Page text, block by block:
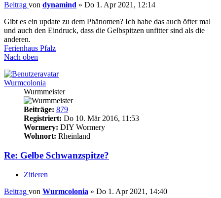
Beitrag von dynamind » Do 1. Apr 2021, 12:14
Gibt es ein update zu dem Phänomen? Ich habe das auch öfter mal
und auch den Eindruck, dass die Gelbspitzen unfitter sind als die
anderen.
Ferienhaus Pfalz
Nach oben
Wurmcolonia
Wurmmeister
Beiträge: 879
Registriert: Do 10. Mär 2016, 11:53
Wormery: DIY Wormery
Wohnort: Rheinland
Re: Gelbe Schwanzspitze?
Zitieren
Beitrag von Wurmcolonia » Do 1. Apr 2021, 14:40